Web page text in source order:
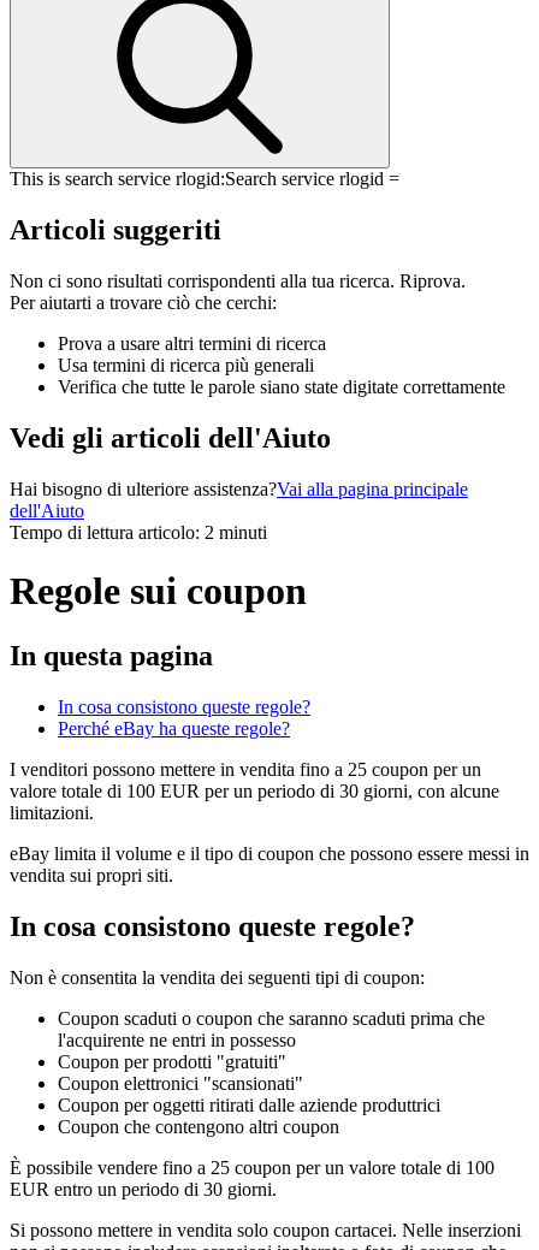
This is search service rlogid:Search service rlogid =
Articoli suggeriti
Non ci sono risultati corrispondenti alla tua ricerca. Riprova.
Per aiutarti a trovare ciò che cerchi:
Prova a usare altri termini di ricerca
Usa termini di ricerca più generali
Verifica che tutte le parole siano state digitate correttamente
Vedi gli articoli dell'Aiuto
Hai bisogno di ulteriore assistenza?Vai alla pagina principale
dell'Aiuto
Tempo di lettura articolo: 2 minuti
Regole sui coupon
In questa pagina
In cosa consistono queste regole?
Perché eBay ha queste regole?
I venditori possono mettere in vendita fino a 25 coupon per un
valore totale di 100 EUR per un periodo di 30 giorni, con alcune
limitazioni.
eBay limita il volume e il tipo di coupon che possono essere messi in
vendita sui propri siti.
In cosa consistono queste regole?
Non è consentita la vendita dei seguenti tipi di coupon:
Coupon scaduti o coupon che saranno scaduti prima che
l'acquirente ne entri in possesso
Coupon per prodotti "gratuiti"
Coupon elettronici "scansionati"
Coupon per oggetti ritirati dalle aziende produttrici
Coupon che contengono altri coupon
È possibile vendere fino a 25 coupon per un valore totale di 100
EUR entro un periodo di 30 giorni.
Si possono mettere in vendita solo coupon cartacei. Nelle inserzioni